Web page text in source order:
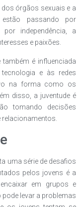
órgãos sexuais e a
estão passando por
independência, a
e paixões.
também é influenciada
e às redes
na forma como os
disso, a juventude é
tomando decisões
uma série de desafios
pelos jovens é a
em grupos e
levar a problemas